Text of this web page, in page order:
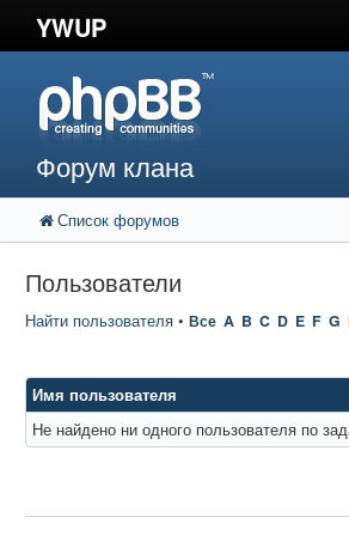
YWUP
Форум клана
Список форумов
Пользователи
Найти пользователя • Все A B C D E F G
Имя пользователя
Не найдено ни одного пользователя по